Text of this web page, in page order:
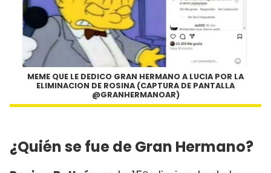
MEME QUE LE DEDICO GRAN HERMANO A LUCIA POR LA
ELIMINACION DE ROSINA (CAPTURA DE PANTALLA
@GRANHERMANOAR)
¿Quién se fue de Gran Hermano?